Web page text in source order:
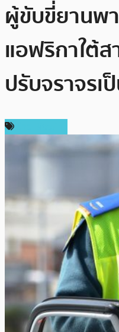
ผู้ขับขี่ยานพ
แอฟริกาใต้
ปรับจราจรเ